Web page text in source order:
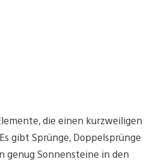
die einen kurzweiligen
gibt Sprünge, Doppelsprünge
genug Sonnensteine in den